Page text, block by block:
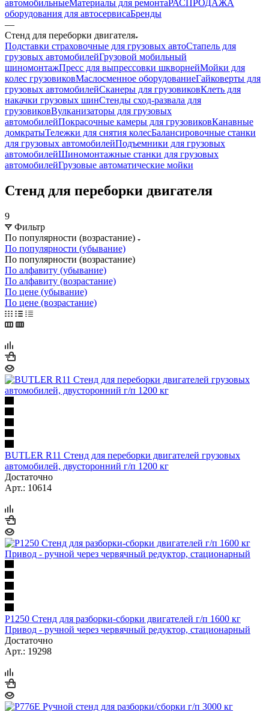
автомобильныеМатериалы для ремонта РАСПРОДАЖА
оборудования для автосервисаБренды
—
Стенд для переборки двигателя
Подставки страховочные для грузовых автоСтапель для
грузовых автомобилейГрузовой мобильный
шиномонтажПресс для выпрессовки шкворнейМойки для
колес грузовиковМаслосменное оборудованиеГайковерты для
грузовых автомобилейСканеры для грузовиковКлеть для
накачки грузовых шинСтенды сход-развала для
грузовиковВулканизаторы для грузовых
автомобилейПокрасочные камеры для грузовиковКанавные
домкратыТележки для снятия колесБалансировочные станки
для грузовых автомобилейПодъемники для грузовых
автомобилейШиномонтажные станки для грузовых
автомобилейГрузовые автоматические мойки
Стенд для переборки двигателя
9
Фильтр
По популярности (возрастание)
По популярности (убывание)
По популярности (возрастание)
По алфавиту (убывание)
По алфавиту (возрастание)
По цене (убывание)
По цене (возрастание)
BUTLER R11 Стенд для переборки двигателей грузовых
автомобилей, двусторонний г/п 1200 кг
Достаточно
Арт.: 10614
Р1250 Стенд для разборки-сборки двигателей г/п 1600 кг
Привод - ручной через червячный редуктор, стационарный
Достаточно
Арт.: 19298